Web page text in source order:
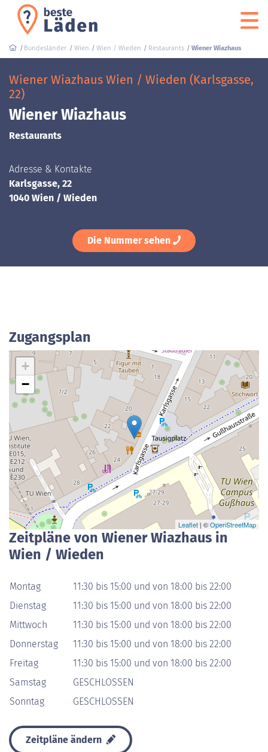
Bundesländer Wien Wien / Wieden Restaurants Wiener Wiazhaus
Wiener Wiazhaus Wien / Wieden (Karlsgasse,
22)
Wiener Wiazhaus
Restaurants
Adresse & Kontakte
Karlsgasse, 22
1040 Wien / Wieden
Die Nummer sehen
Zugangsplan
+
−
Leaflet| ©OpenStreetMap
Zeitpläne von Wiener Wiazhaus in
Wien / Wieden
Montag
11:30 bis 15:00 und von 18:00 bis 22:00
Dienstag
11:30 bis 15:00 und von 18:00 bis 22:00
Mittwoch
11:30 bis 15:00 und von 18:00 bis 22:00
Donnerstag
11:30 bis 15:00 und von 18:00 bis 22:00
Freitag
11:30 bis 15:00 und von 18:00 bis 22:00
Samstag
GESCHLOSSEN
Sonntag
GESCHLOSSEN
Zeitpläne ändern